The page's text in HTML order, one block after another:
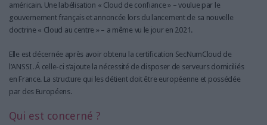
américain. Une labélisation « Cloud de confiance » – voulue par le
gouvernement français et annoncée lors du lancement de sa nouvelle
doctrine « Cloud au centre » – a même vu le jour en 2021.
Elle est décernée après avoir obtenu la certification SecNumCloud de
l’ANSSI. Á celle-ci s’ajoute la nécessité de disposer de serveurs domiciliés
en France. La structure qui les détient doit être européenne et possédée
par des Européens.
Qui est concerné ?